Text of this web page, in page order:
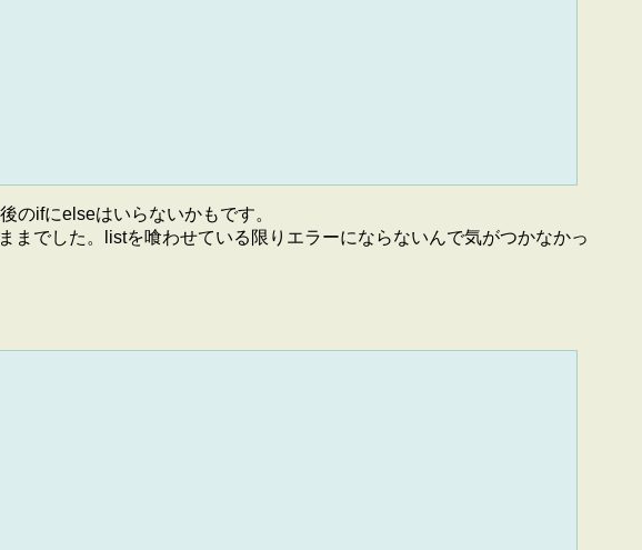
のifにelseはいらないかもです。
でした。listを喰わせている限りエラーにならないんで気がつかなかっ